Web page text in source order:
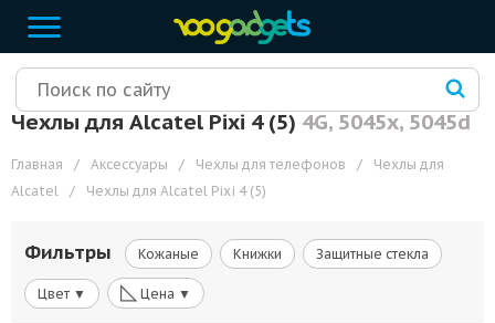
Чехлы для Alcatel Pixi 4 (5)4G, 5045x, 5045d
Главная / Аксессуары / Чехлы для телефонов /
Чехлы для
Alcatel
/ Чехлы для Alcatel Pixi 4 (5)
Фильтры Кожаные Книжки Защитные стекла
Цвет ▼ ◺ Цена ▼